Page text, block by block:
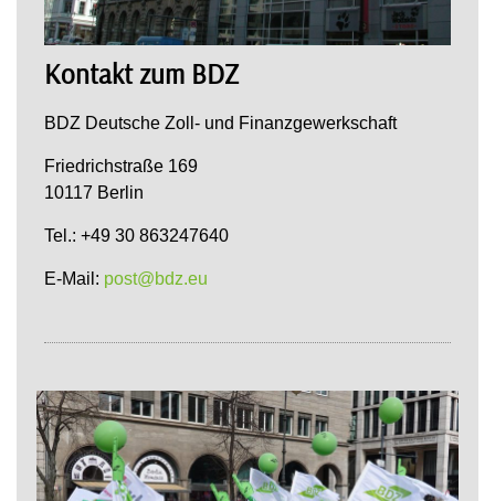
Kontakt zum BDZ
BDZ Deutsche Zoll- und Finanzgewerkschaft
Friedrichstraße 169
10117 Berlin
Tel.: +49 30 863247640
E-Mail: post@bdz.eu